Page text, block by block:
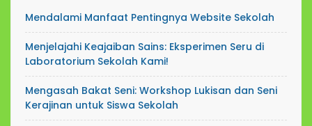
Mendalami Manfaat Pentingnya Website Sekolah
Menjelajahi Keajaiban Sains: Eksperimen Seru di
Laboratorium Sekolah Kami!
Mengasah Bakat Seni: Workshop Lukisan dan Seni
Kerajinan untuk Siswa Sekolah